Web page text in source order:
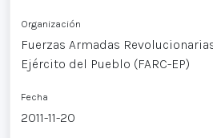
Organización
Fuerzas Armadas
Ejército del Pueblo (FARC-EP)
Fecha
2011-11-20